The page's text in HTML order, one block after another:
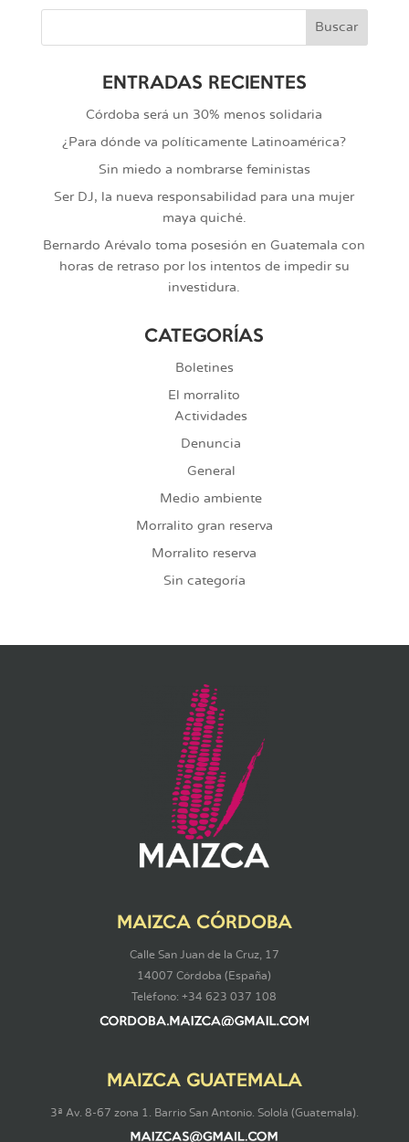
ENTRADAS RECIENTES
Córdoba será un 30% menos solidaria
¿Para dónde va políticamente Latinoamérica?
Sin miedo a nombrarse feministas
Ser DJ, la nueva responsabilidad para una mujer
maya quiché.
Bernardo Arévalo toma posesión en Guatemala con
horas de retraso por los intentos de impedir su
investidura.
CATEGORÍAS
Boletines
El morralito
Actividades
Denuncia
General
Medio ambiente
Morralito gran reserva
Morralito reserva
Sin categoría
MAIZCA CÓRDOBA
Calle San Juan de la Cruz, 17
14007 Córdoba (España)
Teléfono: +34 623 037 108
MAIZCA GUATEMALA
3ª Av. 8-67 zona 1. Barrio San Antonio. Sololá (Guatemala).